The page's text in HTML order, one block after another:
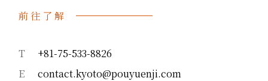
前往了解
T
+81-75-533-8826
E
contact.kyoto@pouyuenji.com